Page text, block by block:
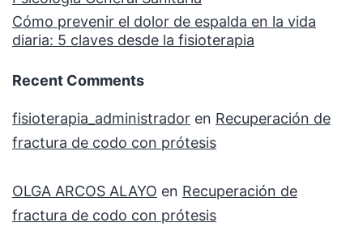
Cómo prevenir el dolor de espalda en la vida
diaria: 5 claves desde la fisioterapia
Recent Comments
fisioterapia_administrador en Recuperación de
fractura de codo con prótesis
OLGA ARCOS ALAYO en Recuperación de
fractura de codo con prótesis